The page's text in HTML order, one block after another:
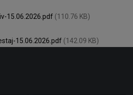
15.06.2026.pdf (110.76 KB)
15.06.2026.pdf (142.09 KB)